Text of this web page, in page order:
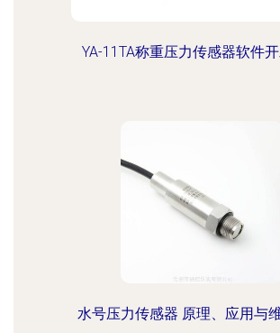
YA-11TA称重压力传感器软件
水号压力传感器 原理、应用与